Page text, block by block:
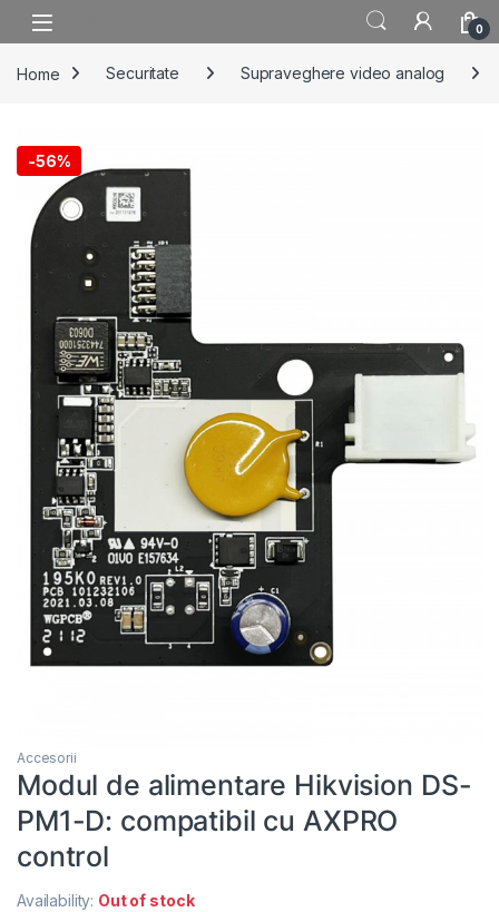
Skip to navigation
Skip to content
0
Home Securitate Supraveghere video analog
-56%
Accesorii
Modul de alimentare Hikvision DS-
PM1-D: compatibil cu AXPRO
control
Availability: Out of stock